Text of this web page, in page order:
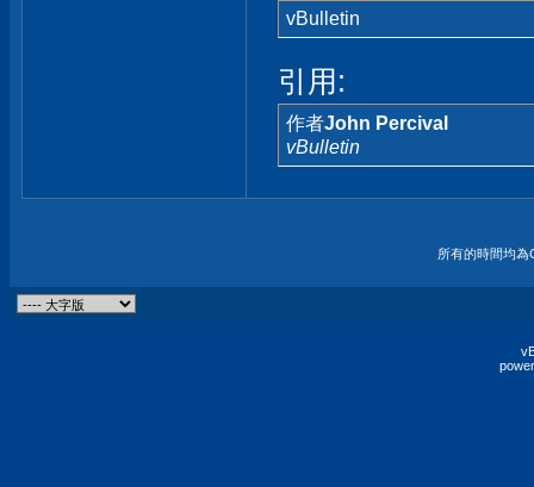
vBulletin
引用:
作者John Percival
vBulletin
所有的時間均為